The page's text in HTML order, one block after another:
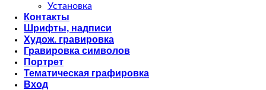
Установка
Контакты
Шрифты, надписи
Худож. гравировка
Гравировка символов
Портрет
Тематическая графировка
Вход